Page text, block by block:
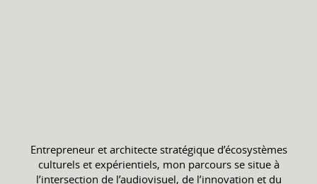
Entrepreneur et architecte stratégique d’écosystèmes
culturels et expérientiels, mon parcours se situe à
l’intersection de l’audiovisuel, de l’innovation et du